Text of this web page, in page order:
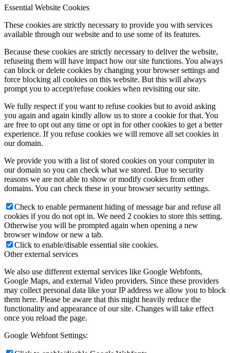
Essential Website Cookies
These cookies are strictly necessary to provide you with services
available through our website and to use some of its features.
Because these cookies are strictly necessary to deliver the website,
refuseing them will have impact how our site functions. You always
can block or delete cookies by changing your browser settings and
force blocking all cookies on this website. But this will always
prompt you to accept/refuse cookies when revisiting our site.
We fully respect if you want to refuse cookies but to avoid asking
you again and again kindly allow us to store a cookie for that. You
are free to opt out any time or opt in for other cookies to get a better
experience. If you refuse cookies we will remove all set cookies in
our domain.
We provide you with a list of stored cookies on your computer in
our domain so you can check what we stored. Due to security
reasons we are not able to show or modify cookies from other
domains. You can check these in your browser security settings.
Check to enable permanent hiding of message bar and refuse all
cookies if you do not opt in. We need 2 cookies to store this setting.
Otherwise you will be prompted again when opening a new
browser window or new a tab.
Click to enable/disable essential site cookies.
Other external services
We also use different external services like Google Webfonts,
Google Maps, and external Video providers. Since these providers
may collect personal data like your IP address we allow you to block
them here. Please be aware that this might heavily reduce the
functionality and appearance of our site. Changes will take effect
once you reload the page.
Google Webfont Settings: